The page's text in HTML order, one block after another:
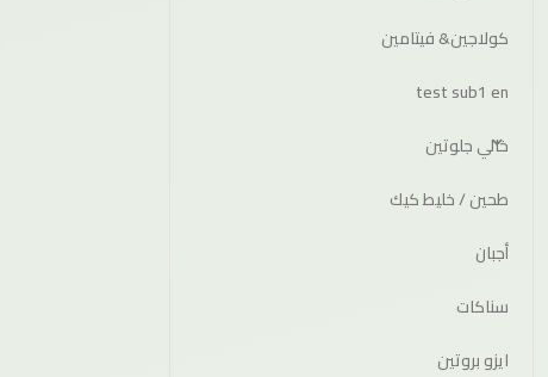
كولاجين& فيتامين
test sub1 en
خالي جلوتين
طحين / خليط كيك
أجبان
سناكات
ايزو بروتين